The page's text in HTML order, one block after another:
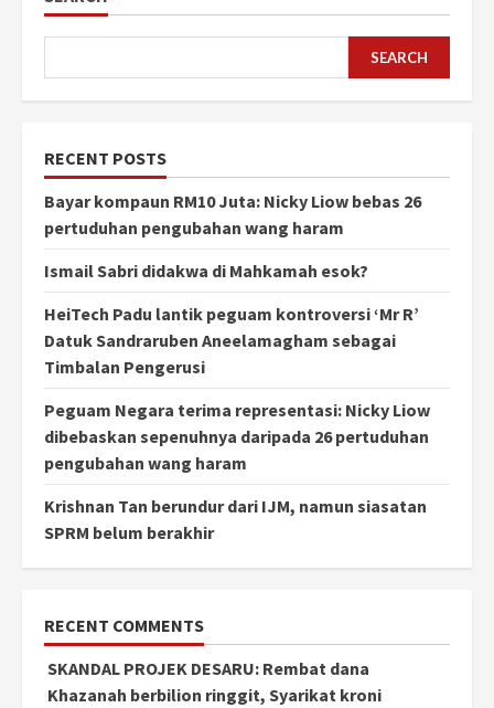
SEARCH
RECENT POSTS
Bayar kompaun RM10 Juta: Nicky Liow bebas 26
pertuduhan pengubahan wang haram
Ismail Sabri didakwa di Mahkamah esok?
HeiTech Padu lantik peguam kontroversi ‘Mr R’
Datuk Sandraruben Aneelamagham sebagai
Timbalan Pengerusi
Peguam Negara terima representasi: Nicky Liow
dibebaskan sepenuhnya daripada 26 pertuduhan
pengubahan wang haram
Krishnan Tan berundur dari IJM, namun siasatan
SPRM belum berakhir
RECENT COMMENTS
SKANDAL PROJEK DESARU: Rembat dana
Khazanah berbilion ringgit, Syarikat kroni